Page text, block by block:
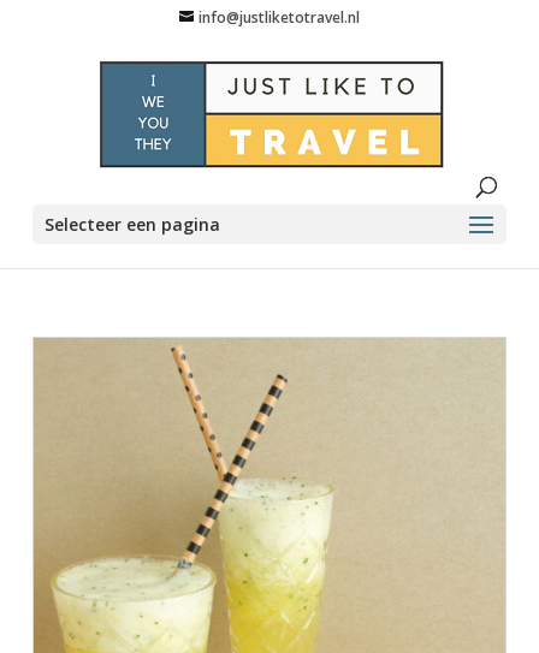
info@justliketotravel.nl
Selecteer een pagina